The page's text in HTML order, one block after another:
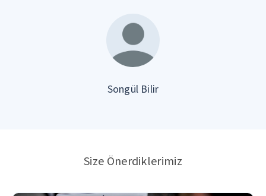
Songül Bilir
Size Önerdiklerimiz